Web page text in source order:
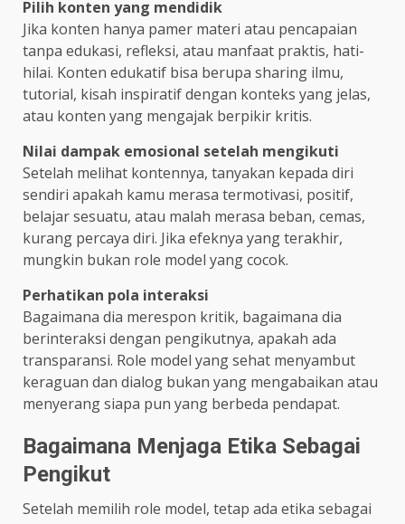
Pilih konten yang mendidik
Jika konten hanya pamer materi atau pencapaian
tanpa edukasi, refleksi, atau manfaat praktis, hati-
hilai. Konten edukatif bisa berupa sharing ilmu,
tutorial, kisah inspiratif dengan konteks yang jelas,
atau konten yang mengajak berpikir kritis.
Nilai dampak emosional setelah mengikuti
Setelah melihat kontennya, tanyakan kepada diri
sendiri apakah kamu merasa termotivasi, positif,
belajar sesuatu, atau malah merasa beban, cemas,
kurang percaya diri. Jika efeknya yang terakhir,
mungkin bukan role model yang cocok.
Perhatikan pola interaksi
Bagaimana dia merespon kritik, bagaimana dia
berinteraksi dengan pengikutnya, apakah ada
transparansi. Role model yang sehat menyambut
keraguan dan dialog bukan yang mengabaikan atau
menyerang siapa pun yang berbeda pendapat.
Bagaimana Menjaga Etika Sebagai
Pengikut
Setelah memilih role model, tetap ada etika sebagai